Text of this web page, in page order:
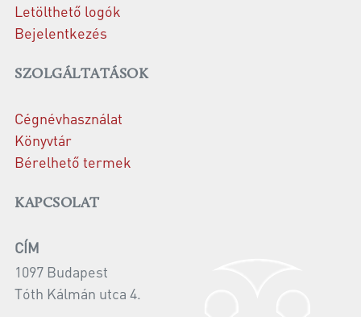
Letölthető logók
Bejelentkezés
SZOLGÁLTATÁSOK
Cégnévhasználat
Könyvtár
Bérelhető termek
KAPCSOLAT
CÍM
1097 Budapest
Tóth Kálmán utca 4.